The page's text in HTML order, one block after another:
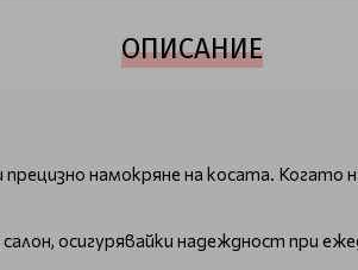
ОПИСАНИЕ
намокряне на косата.
осигурявайки надеждност при